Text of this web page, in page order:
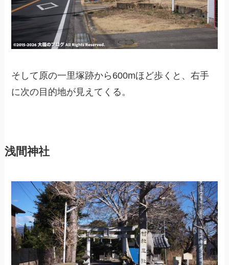
そして原の一里塚跡から600mほど歩くと、右手
に次の目的地が見えてくる。
浅間神社